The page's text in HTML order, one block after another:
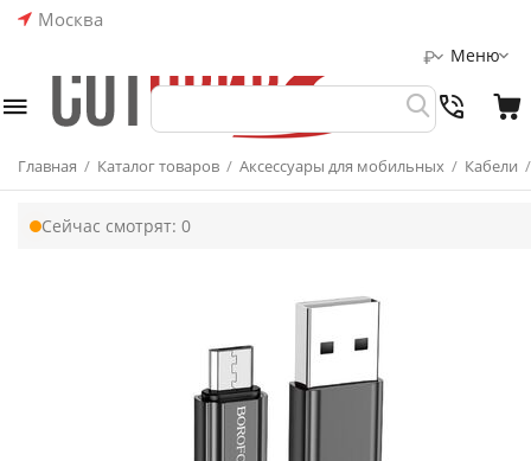
Москва
Меню
₽
Главная / Каталог товаров / Аксессуары для мобильных / Кабели /
Сейчас смотрят: 0